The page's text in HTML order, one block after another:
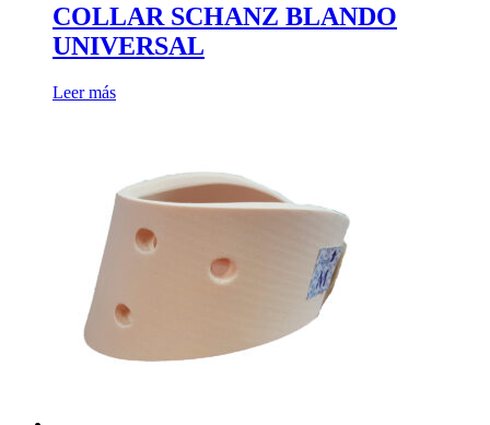
COLLAR SCHANZ BLANDO
UNIVERSAL
Leer más